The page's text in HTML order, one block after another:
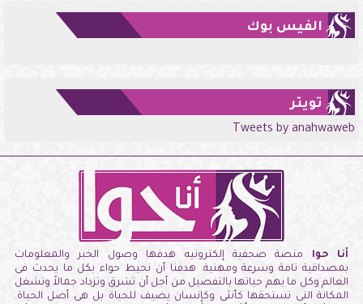
الفيس بوك
تويتر
Tweets by anahwaweb
أنا حوا منصة صحفية إلكترونيه هدفها وصول الخبر والمعلومات
بمصداقية تامة وسرعة ومهنية. هدفنا أن نحيط حواء بكل ما يحدث فى
العالم وكل ما يهم حياتها بالتفصيل من أجل أن تشرق وتزداد جمالاً وتشغل
المكانة التى تستحقها كأنثى وكإنسان يضيف للحياة بل هى أصل الحياة.